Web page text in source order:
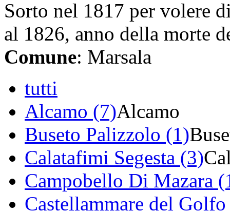
Sorto nel 1817 per volere
al 1826, anno della morte
Comune: Marsala
tutti
Alcamo (7)Alcamo
Buseto Palizzolo (1)
Calatafimi Segesta (3)
Campobello Di Mazara
Castellammare del